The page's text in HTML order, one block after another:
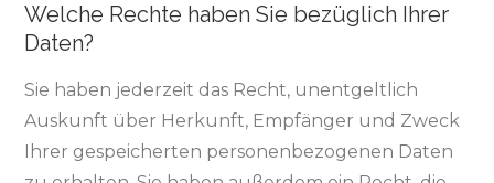
Welche Rechte haben Sie bezüglich Ihrer
Daten?
Sie haben jederzeit das Recht, unentgeltlich
Auskunft über Herkunft, Empfänger und Zweck
Ihrer gespeicherten personenbezogenen Daten